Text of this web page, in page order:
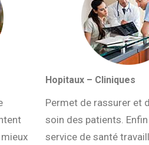
Hopitaux – Cliniques
Permet de rassurer et
soin des patients.
service de santé